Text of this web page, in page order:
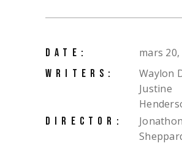
DATE: mars 20,
WRITERS:
Waylon
Justine
DIRECTOR:
Jonathon